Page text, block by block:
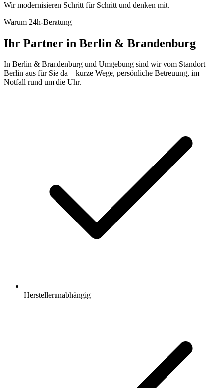
Wir modernisieren Schritt für Schritt und denken mit.
Warum 24h-Beratung
Ihr Partner in Berlin & Brandenburg
In Berlin & Brandenburg und Umgebung sind wir vom Standort
Berlin aus für Sie da – kurze Wege, persönliche Betreuung, im
Notfall rund um die Uhr.
Herstellerunabhängig